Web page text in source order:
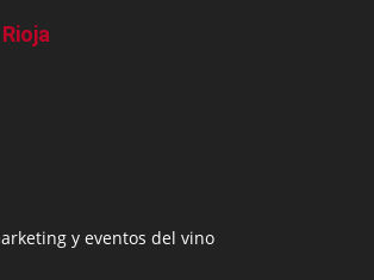
y eventos del vino